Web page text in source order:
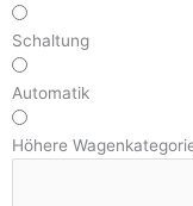
Schaltung
Automatik
Höhere